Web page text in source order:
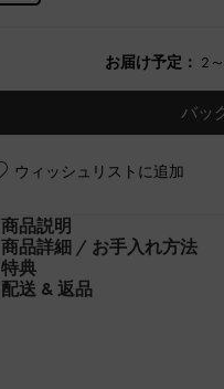
お届け予定： 2
バッ
ウィッシュリストに追加
商品説明
商品詳細 / お手入れ方法
特典
配送 & 返品